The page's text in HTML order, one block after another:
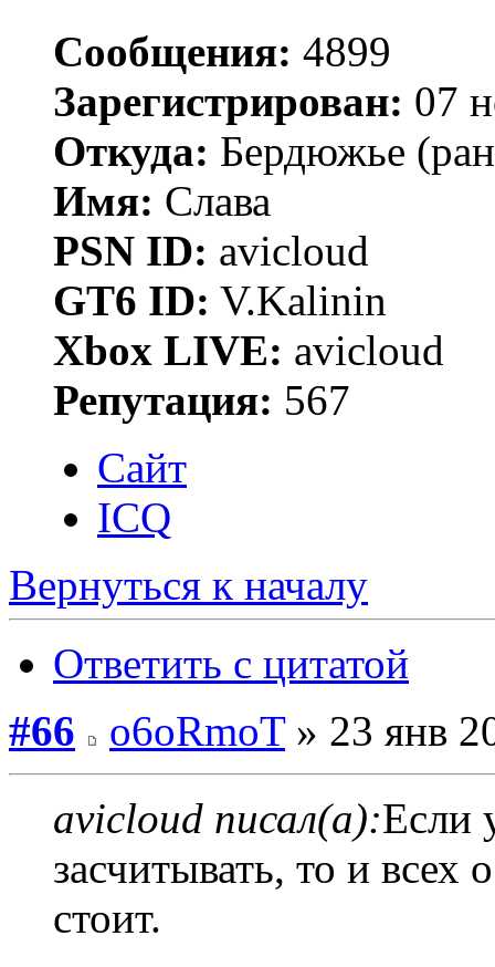
Сообщения: 4899
Зарегистрирован: 07
Откуда: Бердюжье
Имя: Слава
PSN ID: avicloud
GT6 ID: V.Kalinin
Xbox LIVE: avicloud
Репутация: 567
Сайт
ICQ
Вернуться к началу
Ответить с цитатой
#66
o6oRmoT» 23 янв
avicloud писал(а):Если
засчитывать, то и всех
стоит.